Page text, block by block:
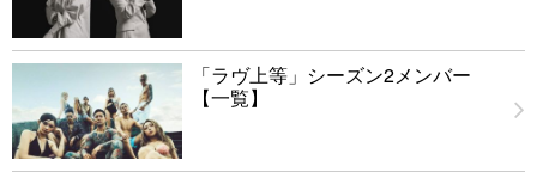
「ラヴ上等」シーズン2メンバー
【一覧】